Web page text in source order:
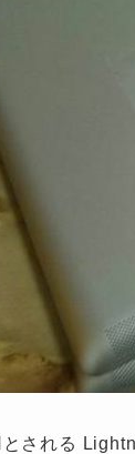
される